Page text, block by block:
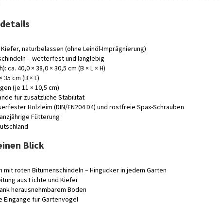
naturbelassen (ohne Leinöl-Imprägnierung)
– wetterfest und langlebig
ca. 40,0 × 38,0 × 30,5 cm (B × L × H)
cm (B × L)
(je 11 × 10,5 cm)
für zusätzliche Stabilität
Holzleim (DIN/EN204 D4) und rostfreie Spax-Schrauben
Fütterung
Blick
mit roten Bitumenschindeln – Hingucker in jedem Garten
aus Fichte und Kiefer
herausnehmbarem Boden
für Gartenvögel